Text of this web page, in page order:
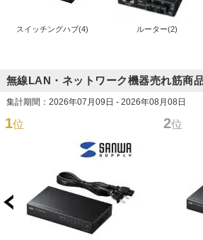
スイッチングハブ(4) ルーター(2)
無線LAN・ネットワーク機器売れ筋商
集計期間：2026年07月09日 - 2026年08月08日
1位 2位